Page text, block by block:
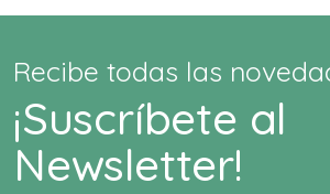
Recibe todas las
¡Suscríbete al
Newsletter!